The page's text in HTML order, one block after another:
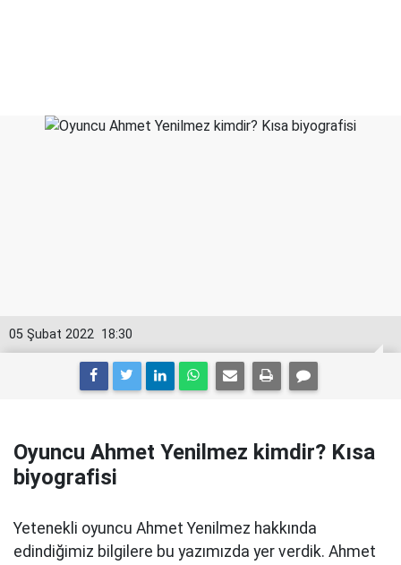
18:30
05 Şubat 2022
Oyuncu Ahmet Yenilmez kimdir? Kısa
biyografisi
Yetenekli oyuncu Ahmet Yenilmez hakkında
edindiğimiz bilgilere bu yazımızda yer verdik. Ahmet